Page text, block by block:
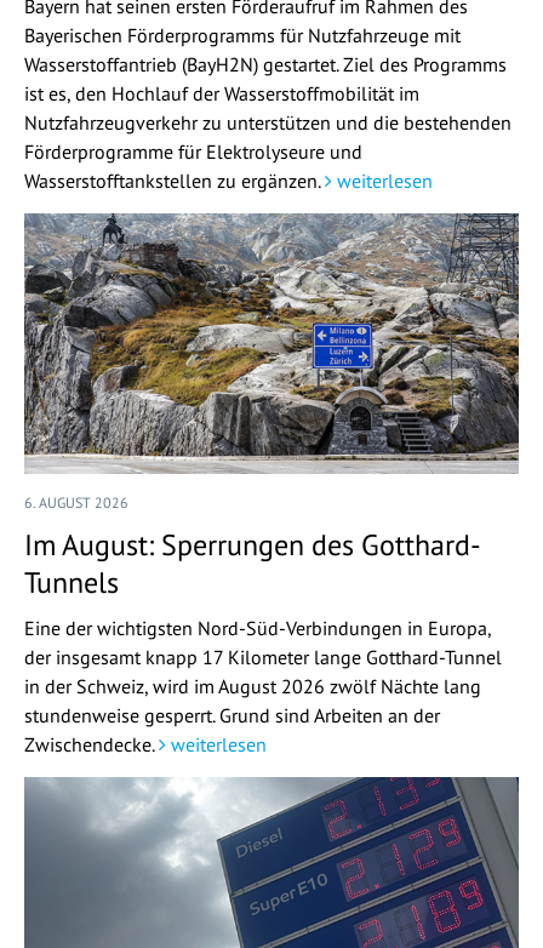
Bayern hat seinen ersten Förderaufruf im Rahmen des
Bayerischen Förderprogramms für Nutzfahrzeuge mit
Wasserstoffantrieb (BayH2N) gestartet. Ziel des Programms
ist es, den Hochlauf der Wasserstoffmobilität im
Nutzfahrzeugverkehr zu unterstützen und die bestehenden
Förderprogramme für Elektrolyseure und
Wasserstofftankstellen zu ergänzen.
weiterlesen
6. AUGUST 2026
Im August: Sperrungen des Gotthard-
Tunnels
Eine der wichtigsten Nord-Süd-Verbindungen in Europa,
der insgesamt knapp 17 Kilometer lange Gotthard-Tunnel
in der Schweiz, wird im August 2026 zwölf Nächte lang
stundenweise gesperrt. Grund sind Arbeiten an der
Zwischendecke.
weiterlesen